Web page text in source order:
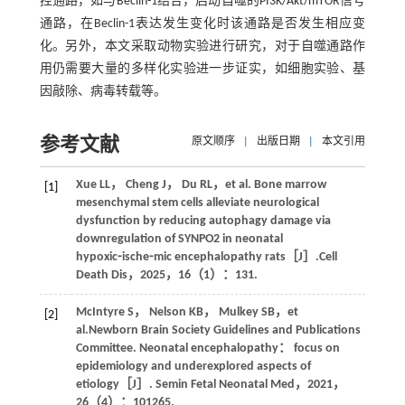
通路，在Beclin-1表达发生变化时该通路是否发生相应变
化。另外，本文采取动物实验进行研究，对于自噬通路作
用仍需要大量的多样化实验进一步证实，如细胞实验、基
因敲除、病毒转载等。
参考文献 原文顺序 出版日期 本文引用
[1] Xue LL， Cheng J ， Du RL， et al. Bone marrow
mesenchymal stem cells alleviate neurological
dysfunction by reducing autophagy damage via
downregulation of SYNPO2 in neonatal
hypoxic⁃ische⁃mic encephalopathy rats［J］.Cell
Death Dis， 2025， 16（1）：131.
[2] McIntyre S ， Nelson KB， Mulkey SB， et
al.Newborn Brain Society Guidelines and Publications
Committee. Neonatal encephalopathy： focus on
epidemiology and underexplored aspects of
etiology［J］. Semin Fetal Neonatal Med ， 2021，